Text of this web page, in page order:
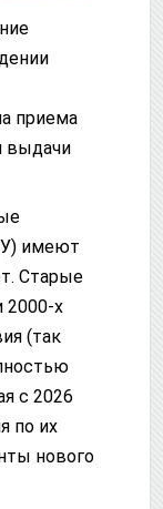
приема
выдачи
имеют
Старые
2000-х
(так
с 2026
по их
нового